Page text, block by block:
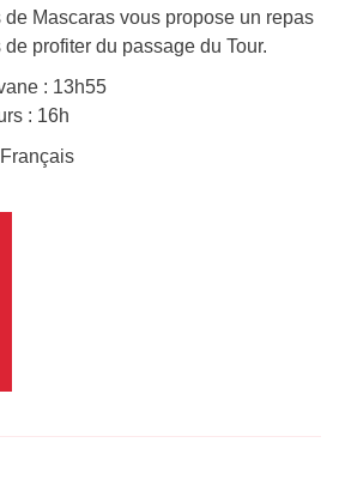
de Mascaras vous propose un repas
profiter du passage du Tour.
: 13h55
: 16h
Français